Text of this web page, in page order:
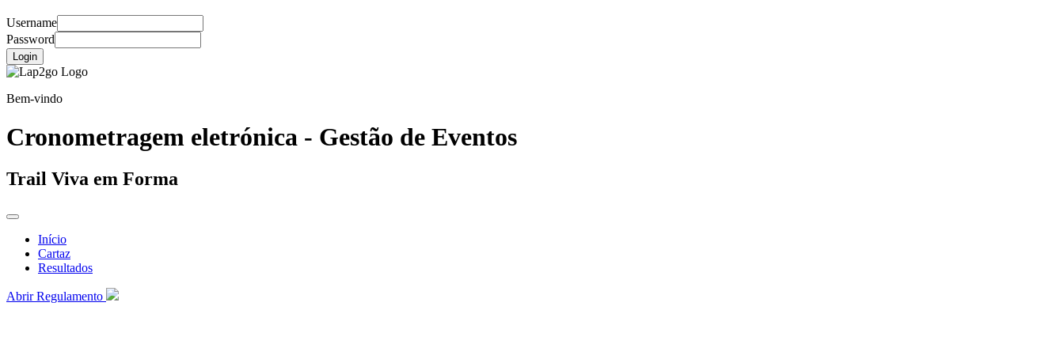
Username
Password
Login
Bem-vindo
Cronometragem eletrónica - Gestão de Eventos
Trail Viva em Forma
Início
Cartaz
Resultados
Abrir Regulamento